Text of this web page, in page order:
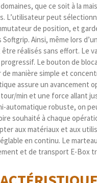
que ce soit à la
L’utilisateur peut
de position, et
Softgrip. Ainsi, même lors
réalisés sans effort. Le
Le bouton de
de manière simple et
assure un avancement
min et une force allant
automatique robuste, on
souhaité à chaque
aux matériaux et aux
en continu. Le
et de transport E-Box